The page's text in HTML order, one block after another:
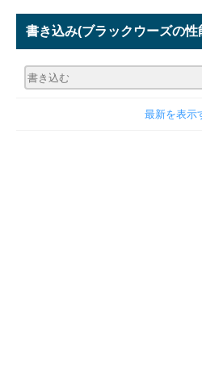
書き込み(ブラックウーズの性
最新を表示